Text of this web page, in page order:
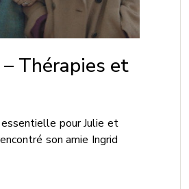
Thérapies et
pour Julie et
son amie Ingrid